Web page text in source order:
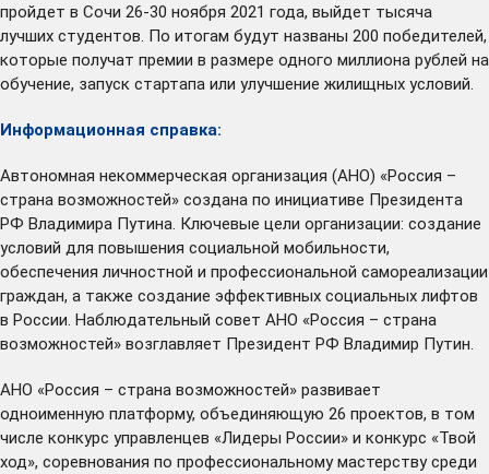
пройдет в Сочи 26-30 ноября 2021 года, выйдет тысяча
лучших студентов. По итогам будут названы 200 победителей,
которые получат премии в размере одного миллиона рублей на
обучение, запуск стартапа или улучшение жилищных условий.
Информационная справка:
Автономная некоммерческая организация (АНО) «Россия –
страна возможностей» создана по инициативе Президента
РФ Владимира Путина. Ключевые цели организации: создание
условий для повышения социальной мобильности,
обеспечения личностной и профессиональной самореализации
граждан, а также создание эффективных социальных лифтов
в России. Наблюдательный совет АНО «Россия – страна
возможностей» возглавляет Президент РФ Владимир Путин.
АНО «Россия – страна возможностей» развивает
одноименную платформу, объединяющую 26 проектов, в том
числе конкурс управленцев «Лидеры России» и конкурс «Твой
ход», соревнования по профессиональному мастерству среди